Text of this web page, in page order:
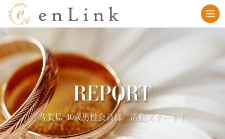
REPORT
佐賀県 40歳男性会員様 活動スタート！